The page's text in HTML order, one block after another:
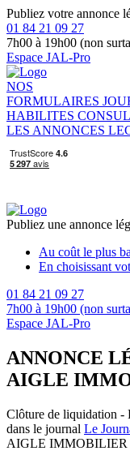
Publiez votre annonce
01 84 21 09 27
7h00 à 19h00 (non
Espace JAL-Pro
NOS
FORMULAIRES
HABILITES
LES ANNONCES
Publiez une annonce
Au coût le plus
En choisissant
01 84 21 09 27
7h00 à 19h00 (non
Espace JAL-Pro
ANNONCE
AIGLE
Clôture de liquidation -
dans le journal Le
AIGLE IMMOBILIER